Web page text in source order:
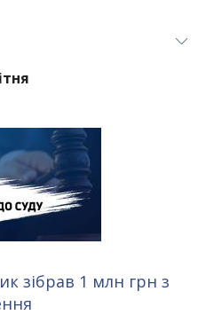
зібрав 1 млн грн з